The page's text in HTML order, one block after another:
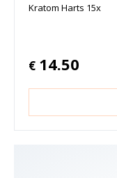
Kratom Harts 15x
€ 14.50